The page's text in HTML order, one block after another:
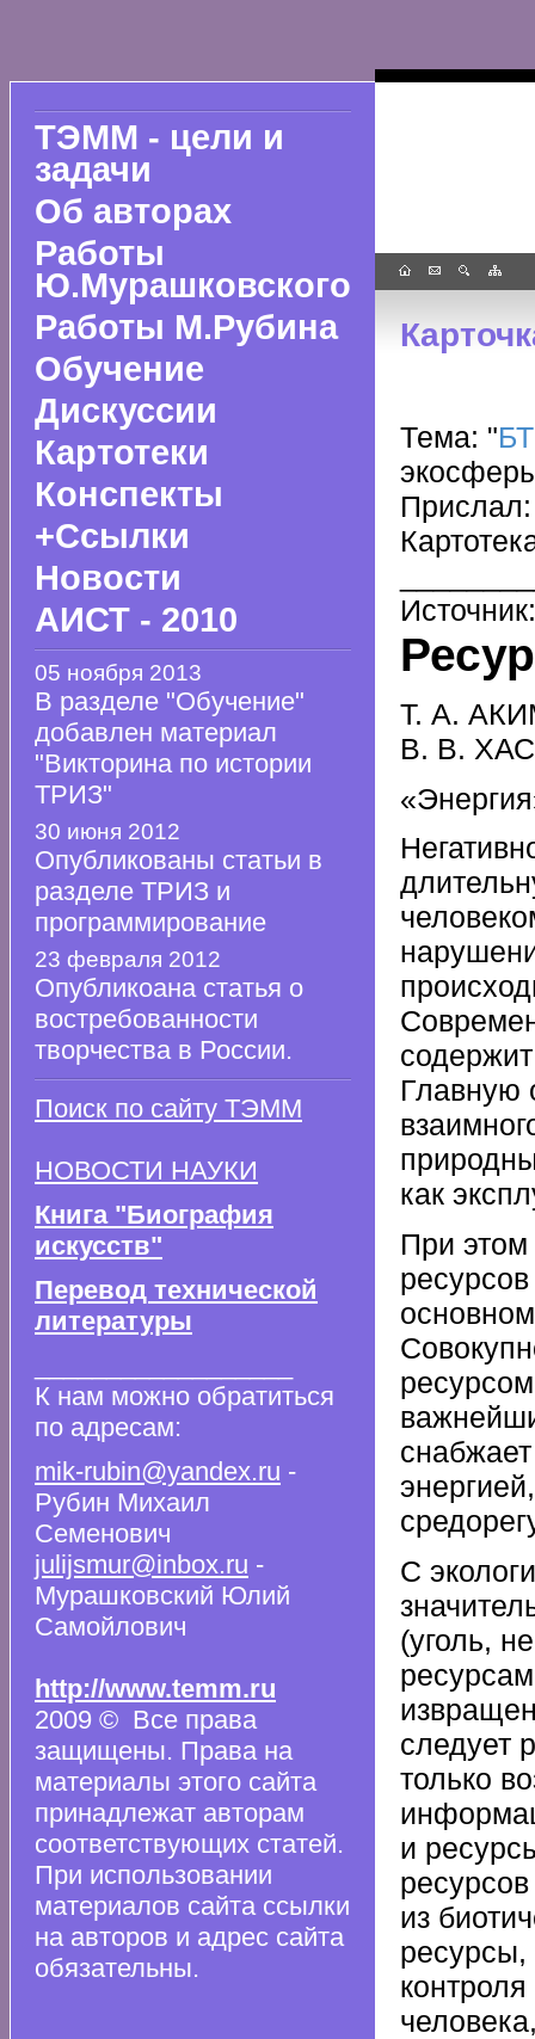
ТЭММ - цели и
задачи
Об авторах
Работы
Ю.Мурашковского
Работы М.Рубина
Обучение
Дискуссии
Картотеки
Конспекты
+Ссылки
Новости
АИСТ - 2010
05 ноября 2013
В разделе "Обучение"
добавлен материал
"Викторина по истории
ТРИЗ"
30 июня 2012
Опубликованы статьи в
разделе ТРИЗ и
программирование
23 февраля 2012
Опубликоана статья о
востребованности
творчества в России.
Поиск по сайту ТЭММ
НОВОСТИ НАУКИ
Книга "Биография
искусств"
Перевод технической
литературы
К нам можно обратиться
по адресам:
mik-rubin@yandex.ru -
Рубин Михаил
Семенович
julijsmur@inbox.ru -
Мурашковский Юлий
Самойлович
http://www.temm.ru
2009 © Все права
защищены. Права на
материалы этого сайта
принадлежат авторам
соответствующих статей.
При использовании
материалов сайта ссылки
на авторов и адрес сайта
обязательны.
Тема: "
Т. А.
В. В.
содержит
Главную
как
При этом
С
(уголь,
следует
только
и
из